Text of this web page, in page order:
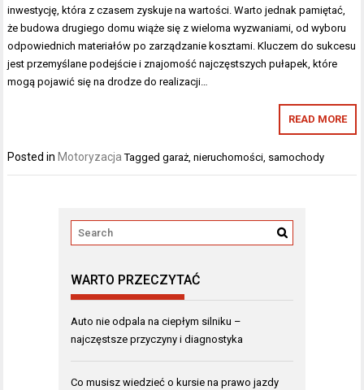
inwestycję, która z czasem zyskuje na wartości. Warto jednak pamiętać,
że budowa drugiego domu wiąże się z wieloma wyzwaniami, od wyboru
odpowiednich materiałów po zarządzanie kosztami. Kluczem do sukcesu
jest przemyślane podejście i znajomość najczęstszych pułapek, które
mogą pojawić się na drodze do realizacji…
READ MORE
Posted in Motoryzacja Taggedgaraż,nieruchomości, samochody
WARTO PRZECZYTAĆ
Auto nie odpala na ciepłym silniku –
najczęstsze przyczyny i diagnostyka
Co musisz wiedzieć o kursie na prawo jazdy